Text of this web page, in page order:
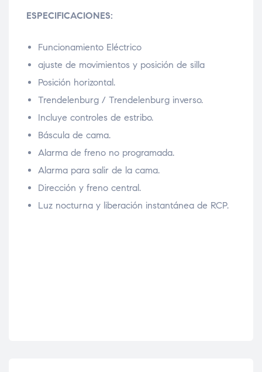
ESPECIFICACIONES:
Funcionamiento Eléctrico
ajuste de movimientos y posición de silla
Posición horizontal.
Trendelenburg / Trendelenburg inverso.
Incluye controles de estribo.
Báscula de cama.
Alarma de freno no programada.
Alarma para salir de la cama.
Dirección y freno central.
Luz nocturna y liberación instantánea de RCP.